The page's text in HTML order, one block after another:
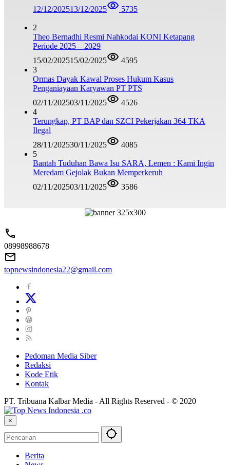
12/12/202513/12/2025 5735
2
Theo Bernadhi Resmi Nahkodai KONI Ketapang
Periode 2025 – 2029
15/02/202515/02/2025
4595
3
Ormas Dayak Kawal Proses Hukum Kasus
Penganiayaan Karyawan PT PTS
02/11/202503/11/2025
4526
4
Terungkap, PT BAP dan SZCI Pekerjakan 364 TKA
Ilegal
28/11/202530/11/2025
4085
5
Bantah Tuduhan Bawa Isu SARA, Lemen : Kami Ingin
Meredam Gejolak Bukan Memperkeruh
02/11/202503/11/2025 3586
08998988678
topnewsindonesia22@gmail.com
Pedoman Media Siber
Redaksi
Kode Etik
Kontak
PT. Tribuana Kalbar Media - All Rights Reserved - © 2020
×
Berita